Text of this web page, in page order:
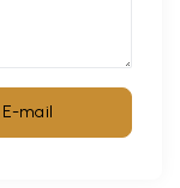
E-mail